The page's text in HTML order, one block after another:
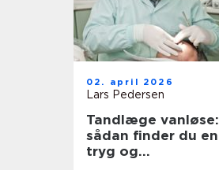
02. april 2026
Lars Pedersen
Tandlæge vanløse:
sådan finder du en
tryg og